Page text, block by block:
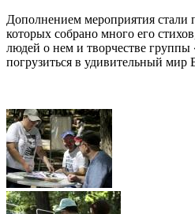
Дополнением мероприятия стали
которых собрано много его
людей о нем и творчестве
погрузиться в удивительный мир